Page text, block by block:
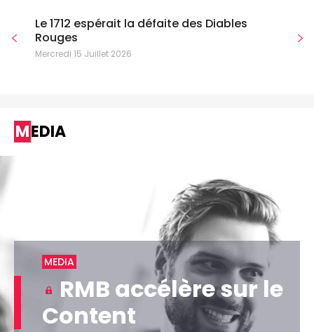
Le 1712 espérait la défaite des Diables
Rouges
Mercredi 15 Juillet 2026
MEDIA
MEDIA
RMB accélère sur le
Content